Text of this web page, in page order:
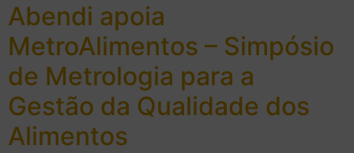
Abendi apoia
MetroAlimentos – Simpósio
de Metrologia para a
Gestão da Qualidade dos
Alimentos